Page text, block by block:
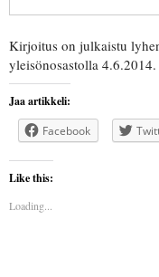
Kirjoitus on julkaistu
yleisönosastolla 4.6.2014.
Jaa artikkeli:
Facebook
Like this:
Loading...